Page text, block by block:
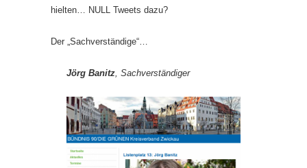
hielten… NULL Tweets dazu?
Der „Sachverständige“…
Jörg Banitz , Sachverständiger